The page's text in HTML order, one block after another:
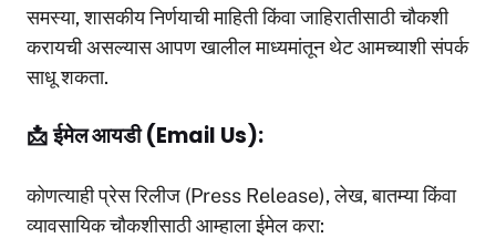
समस्या, शासकीय निर्णयाची माहिती किंवा जाहिरातीसाठी चौकशी
करायची असल्यास आपण खालील माध्यमांतून थेट आमच्याशी संपर्क
साधू शकता.
📩ईमेल आयडी (Email Us):
कोणत्याही प्रेस रिलीज (Press Release), लेख, बातम्या किंवा
व्यावसायिक चौकशीसाठी आम्हाला ईमेल करा: